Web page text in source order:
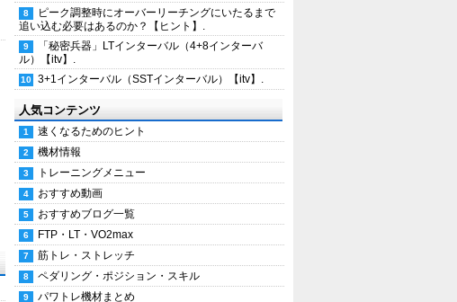
ピーク調整時にオーバーリーチングにいたるまで
追い込む必要はあるのか？【ヒント】.
「秘密兵器」LTインターバル（4+8インターバ
ル）【itv】.
3+1インターバル（SSTインターバル）【itv】.
人気コンテンツ
速くなるためのヒント
機材情報
トレーニングメニュー
おすすめ動画
おすすめブログ一覧
FTP・LT・VO2max
筋トレ・ストレッチ
ペダリング・ポジション・スキル
パワトレ機材まとめ